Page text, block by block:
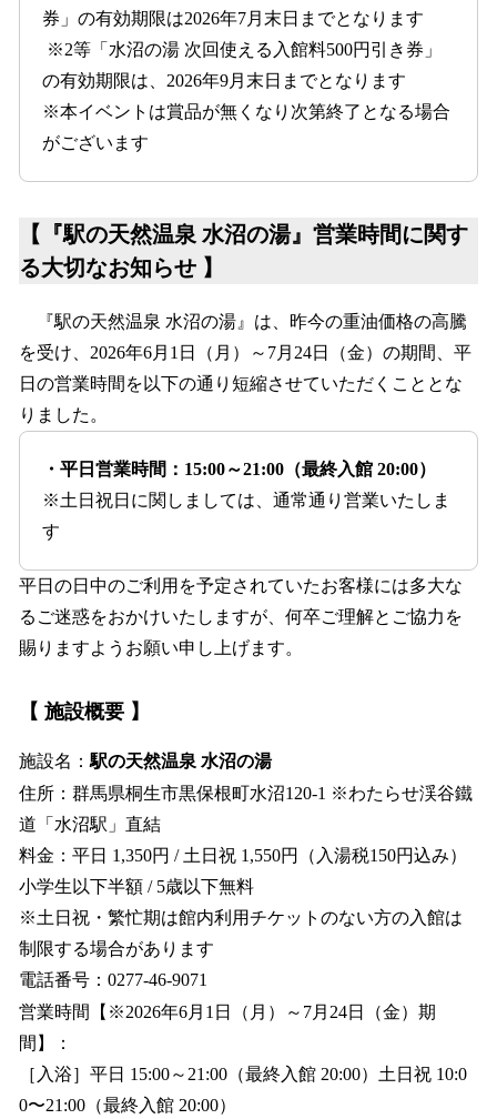
券」の有効期限は2026年7月末日までとなります
※2等「水沼の湯 次回使える入館料500円引き券」
の有効期限は、2026年9月末日までとなります
※本イベントは賞品が無くなり次第終了となる場合
がございます
【『駅の天然温泉 水沼の湯』営業時間に関す
る大切なお知らせ 】
『駅の天然温泉 水沼の湯』は、昨今の重油価格の高騰
を受け、2026年6月1日（月）～7月24日（金）の期間、平
日の営業時間を以下の通り短縮させていただくこととな
りました。
・平日営業時間：15:00～21:00（最終入館 20:00）
※土日祝日に関しましては、通常通り営業いたしま
す
平日の日中のご利用を予定されていたお客様には多大な
るご迷惑をおかけいたしますが、何卒ご理解とご協力を
賜りますようお願い申し上げます。
【 施設概要 】
施設名：駅の天然温泉 水沼の湯
住所：群馬県桐生市黒保根町水沼120-1 ※わたらせ渓谷鐵
道「水沼駅」直結
料金：平日 1,350円 / 土日祝 1,550円（入湯税150円込み）
小学生以下半額 / 5歳以下無料
※土日祝・繁忙期は館内利用チケットのない方の入館は
制限する場合があります
電話番号：0277-46-9071
営業時間【※2026年6月1日（月）～7月24日（金）期
間】：
［入浴］平日 15:00～21:00（最終入館 20:00）土日祝 10:0
0〜21:00（最終入館 20:00）